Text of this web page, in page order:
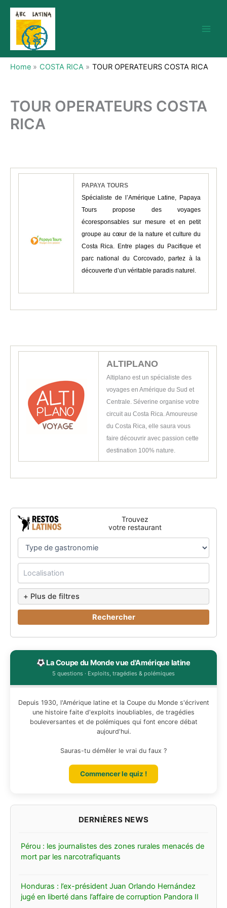
Skip
content
Home COSTA RICA TOUR OPERATEURS COSTA RICA
TOUR OPERATEURS COSTA
RICA
PAPAYA TOURS
Spécialiste de l’Amérique Latine, Papaya
Tours propose des voyages
écoresponsables sur mesure et en petit
groupe au cœur de la nature et culture du
Costa Rica. Entre plages du Pacifique et
parc national du Corcovado, partez à la
découverte d’un véritable paradis naturel.
ALTIPLANO
Altiplano est un spécialiste des
voyages en Amérique du Sud et
Centrale. Séverine organise votre
circuit au Costa Rica. Amoureuse
du Costa Rica, elle saura vous
faire découvrir avec passion cette
destination 100% nature.
Trouvez
votre restaurant
+ Plus de filtres
Rechercher
La Coupe du Monde vue d'Amérique latine
5 questions · Exploits, tragédies & polémiques
Depuis 1930, l'Amérique latine et la Coupe du Monde s'écrivent
une histoire faite d'exploits inoubliables, de tragédies
bouleversantes et de polémiques qui font encore débat
aujourd'hui.
Sauras-tu démêler le vrai du faux ?
Commencer le quiz !
Pérou : les journalistes des zones rurales menacés de
mort par les narcotrafiquants
Honduras : l’ex-président Juan Orlando Hernández
jugé en liberté dans l’affaire de corruption Pandora II